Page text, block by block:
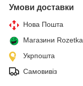
Умови доставки
Нова Пошта
Магазини Rozetka
Укрпошта
Самовивіз